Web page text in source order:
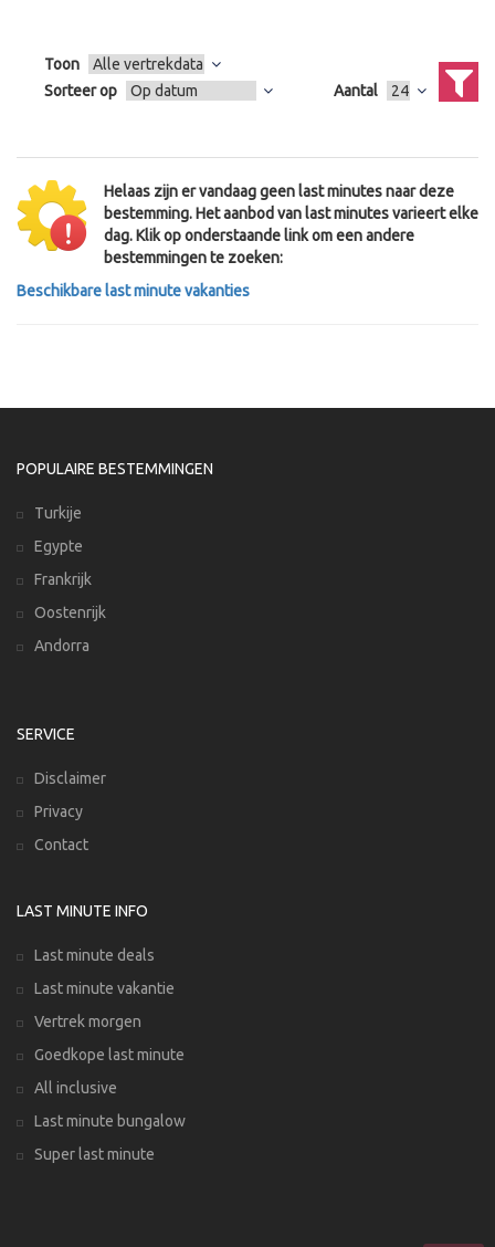
Toon
Sorteer op
Aantal
Helaas zijn er vandaag geen last minutes naar deze
bestemming. Het aanbod van last minutes varieert elke
dag. Klik op onderstaande link om een andere
bestemmingen te zoeken:
Beschikbare last minute vakanties
POPULAIRE BESTEMMINGEN
Turkije
Egypte
Frankrijk
Oostenrijk
Andorra
SERVICE
Disclaimer
Privacy
Contact
LAST MINUTE INFO
Last minute deals
Last minute vakantie
Vertrek morgen
Goedkope last minute
All inclusive
Last minute bungalow
Super last minute